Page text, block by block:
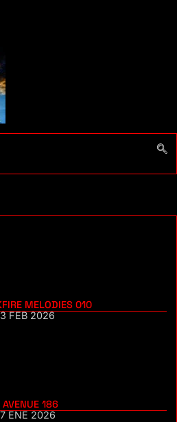
MELODIES 010
FEB 2026
AVENUE 186
ENE 2026